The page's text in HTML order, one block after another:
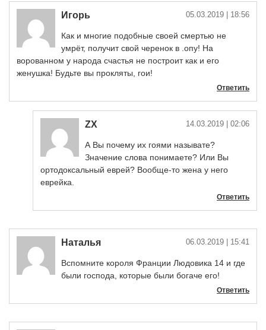
Игорь 05.03.2019 | 18:56
Как и многие подобные своей смертью не
умрёт, получит свой черенок в .опу! На
ворованном у народа счастья не построит как и его
женушка! Будьте вы прокляты, гои!
Ответить
ZX 14.03.2019 | 02:06
А Вы почему их гоями называте?
Значение слова понимаете? Или Вы
ортодоксальный еврей? Вообще-то жена у него
еврейка.
Ответить
Наталья 06.03.2019 | 15:41
Вспомните короля Франции Людовика 14 и где
были господа, которые были богаче его!
Ответить